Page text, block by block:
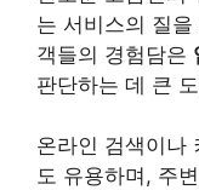
는 서비스의 질
객들의 경험담은
판단하는 데 큰
온라인 검색이나
도 유용하며, 주